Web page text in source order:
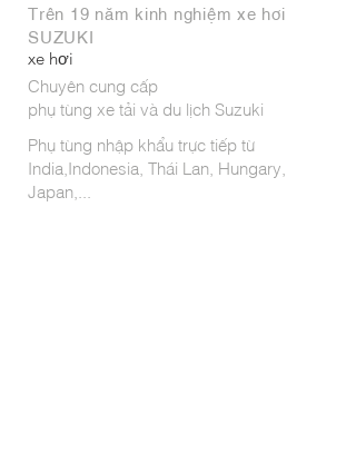
Trên 19 năm kinh nghiệm xe hơi
SUZUKI
xe hơi
Chuyên cung cấp
phụ tùng xe tải và du lịch Suzuki
Phụ tùng nhập khẩu trực tiếp từ
India,Indonesia, Thái Lan, Hungary,
Japan,...